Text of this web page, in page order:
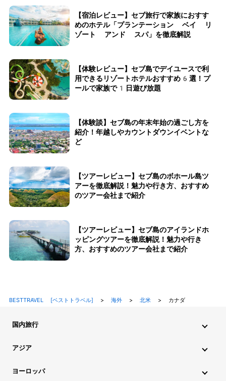
【宿泊レビュー】セブ旅行で家族におすす
めのホテル「プランテーション ベイ リ
ゾート アンド スパ」を徹底解説
【体験レビュー】セブ島でデイユースで利
用できるリゾートホテルおすすめ6選！プ
ールで家族で1日遊び放題
【体験談】セブ島の年末年始の過ごし方を
紹介！年越しやカウントダウンイベントな
ど
【ツアーレビュー】セブ島のボホール島ツ
アーを徹底解説！魅力や行き方、おすすめ
のツアー会社まで紹介
【ツアーレビュー】セブ島のアイランドホ
ッピングツアーを徹底解説！魅力や行き
方、おすすめのツアー会社まで紹介
BESTTRAVEL [ベストトラベル] > 海外> 北米> カナダ
国内旅行
アジア
ヨーロッパ